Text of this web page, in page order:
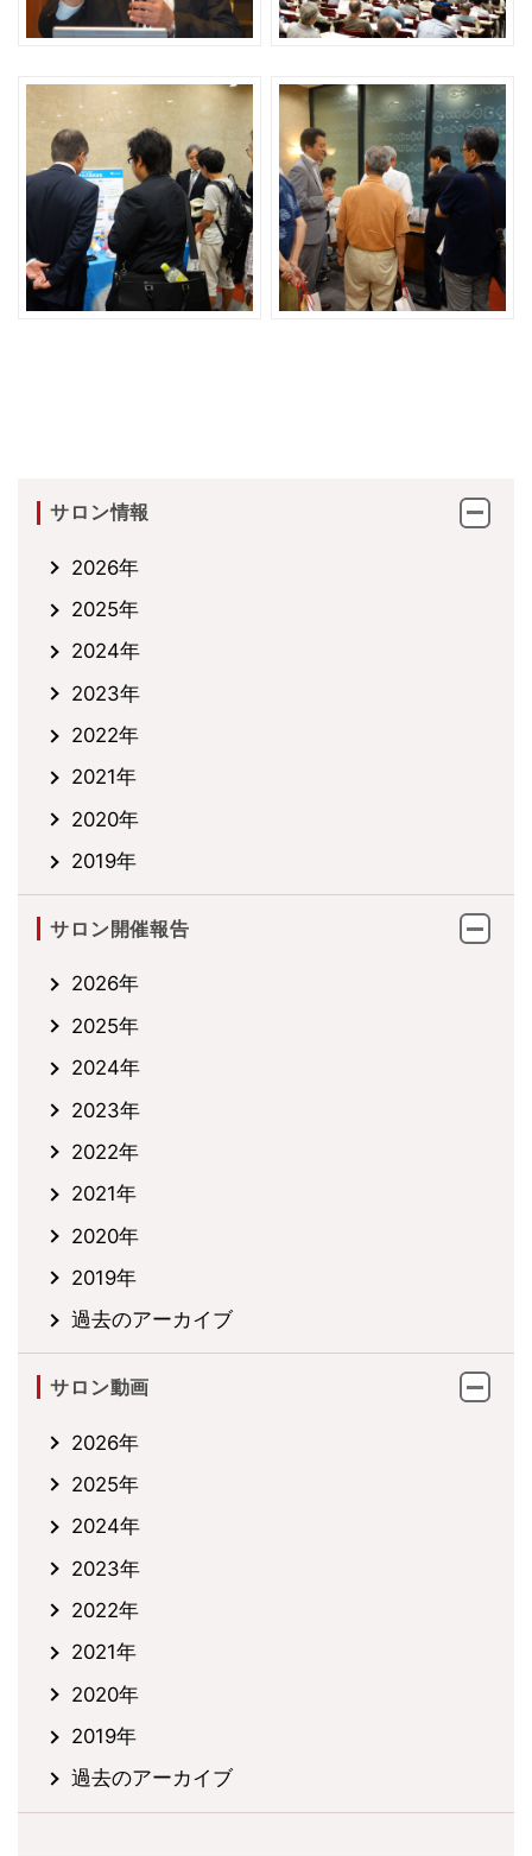
サロン情報
2026年
2025年
2024年
2023年
2022年
2021年
2020年
2019年
サロン開催報告
2026年
2025年
2024年
2023年
2022年
2021年
2020年
2019年
過去のアーカイブ
サロン動画
2026年
2025年
2024年
2023年
2022年
2021年
2020年
2019年
過去のアーカイブ